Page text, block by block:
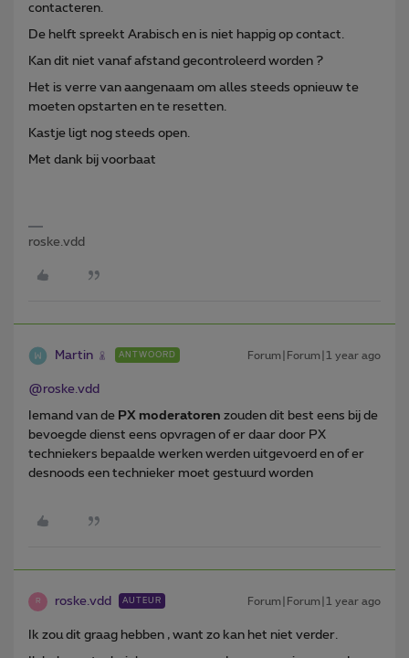
contacteren.
De helft spreekt Arabisch en is niet happig op contact.
Kan dit niet vanaf afstand gecontroleerd worden ?
Het is verre van aangenaam om alles steeds opnieuw te
moeten opstarten en te resetten.
Kastje ligt nog steeds open.
Met dank bij voorbaat
roske.vdd
Martin ANTWOORD Forum|Forum|1 year ago
@roske.vdd
Iemand van de PX moderatoren zouden dit best eens bij de
bevoegde dienst eens opvragen of er daar door PX
techniekers bepaalde werken werden uitgevoerd en of er
desnoods een technieker moet gestuurd worden
R roske.vdd AUTEUR Forum|Forum|1 year ago
Ik zou dit graag hebben , want zo kan het niet verder.